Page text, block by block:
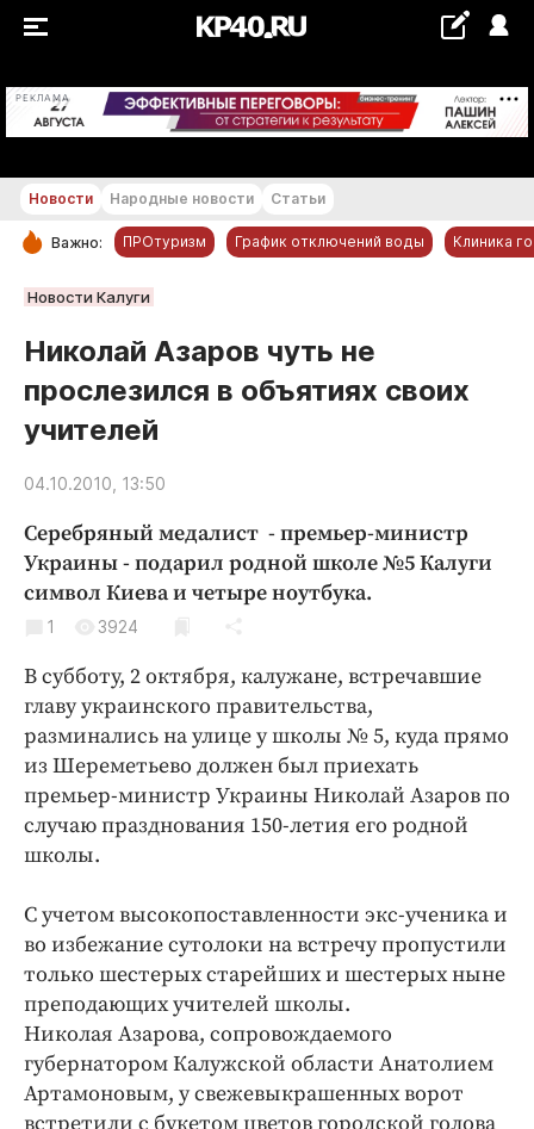
РЕКЛАМА +18...+19 °С
РУБРИКИ
Обнинск
Новости компаний
Статьи
Народные новости
Авто и транспорт
Криминал
Культура
Недвижимость и ЖКХ
Общество
Погода
Праздники
Происшествия
Спорт
ПРОЕКТЫ
Блоги
Издания
Медиаперсона
Интересное чтиво
Клиника года
Новости Народные новости Статьи
Важно: ПРОтуризм График отключений воды Клиника
Новости Калуги
Николай Азаров чуть не
прослезился в объятиях своих
учителей
04.10.2010, 13:50
Серебряный медалист - премьер-министр
Украины - подарил родной школе№5 Калуги
символ Киева и четыре ноутбука.
1 3924
В субботу, 2 октября, калужане, встречавшие
главу украинского правительства,
разминались на улице у школы № 5, куда прямо
из Шереметьево должен был приехать
премьер-министр Украины Николай Азаров по
случаю празднования 150-летия его родной
школы.
С учетом высокопоставленности экс-ученика и
во избежание сутолоки на встречу пропустили
только шестерых старейших и шестерых ныне
преподающих учителей школы.
Николая Азарова, сопровождаемого
губернатором Калужской области Анатолием
Артамоновым, у свежевыкрашенных ворот